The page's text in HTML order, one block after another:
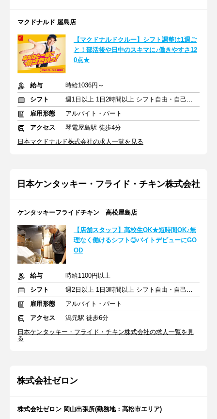
マクドナルド 屋島店
【マクドナルドクルー】シフト調整は1週ご
と！部活後や日中のスキマに♪働きやすさ12
0点★
給与
時給1036円～
シフト
週1日以上 1日2時間以上 シフト自由・自己申告
雇用形態
アルバイト・パート
アクセス
琴電屋島駅 徒歩4分
日本マクドナルド株式会社の求人一覧を見る
日本ケンタッキー・フライド・チキン株式会社
ケンタッキーフライドチキン 高松屋島店
【店舗スタッフ】高校生OK★短時間OK♪無
理なく働けるシフト◎バイトデビューにGO
OD
給与
時給1100円以上
シフト
週2日以上 1日3時間以上 シフト自由・自己申告
雇用形態
アルバイト・パート
アクセス
潟元駅 徒歩6分
日本ケンタッキー・フライド・チキン株式会社の求人一覧を見
る
株式会社ゼロン
株式会社ゼロン 岡山出張所(勤務地：高松市エリア)